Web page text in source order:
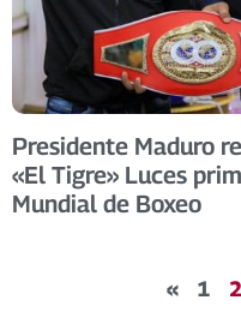
Presidente Maduro
«El Tigre» Luces
Mundial de Boxeo
« 1 2